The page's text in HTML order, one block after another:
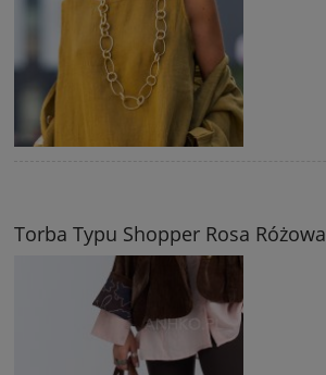
Torba Typu Shopper Rosa Różowa